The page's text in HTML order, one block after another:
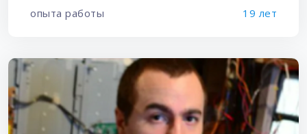
опыта работы 19 лет